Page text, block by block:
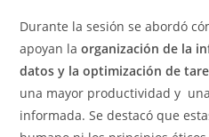
Durante la sesión se abordó
apoyan laorganización de la
datos y la optimización de
una mayor productividad y
informada. Se destacó que